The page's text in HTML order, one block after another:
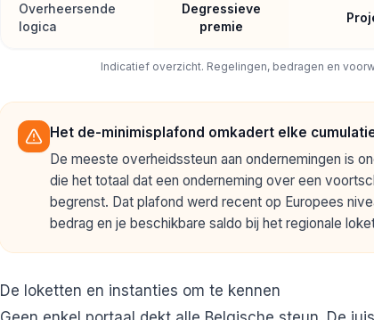
Overheersende
logica
Degressieve
premie
Indicatief overzicht. Regelingen, bedragen en
Het de-minimisplafond omkadert elke
De meeste overheidssteun aan ondernemingen is
die het totaal dat een onderneming over een
begrenst. Dat plafond werd recent op Europees
bedrag en je beschikbare saldo bij het regionale
De loketten en instanties om te kennen